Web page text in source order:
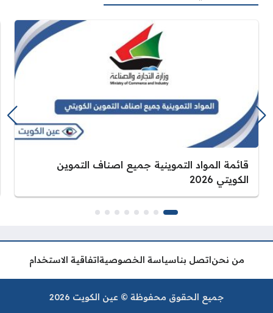
قائمة المواد التموينية جميع اصناف التموين
الكويتي 2026
من نحناتصل بناسياسة الخصوصيةاتفاقية الاستخدام
جميع الحقوق محفوظة © عين الكويت 2026